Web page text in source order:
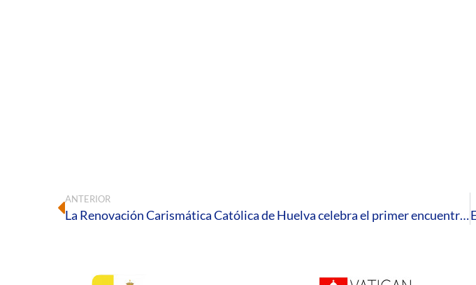
ANTERIOR
La Renovación Carismática Católica de Huelva celebra el primer encuentro de oración del año